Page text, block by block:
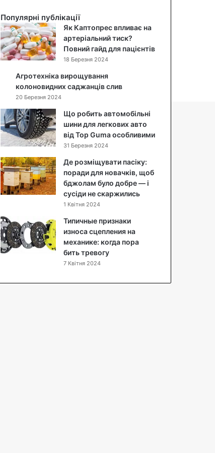
о
г
л
я
д
л
и
ч
ч
я
м
:
я
о
є
д
н
и
Популярні публікації
Як Каптопрес впливає на
артеріальний тиск?
Повний гайд для пацієнтів
18 Березня 2024
Агротехніка вирощування
колоновидних саджанців слив
20 Березня 2024
Що робить автомобільні
шини для легкових авто
від Top Guma особливими
31 Березня 2024
Де розміщувати пасіку:
поради для новачків, щоб
бджолам було добре — і
сусіди не скаржились
1 Квітня 2024
Типичные признаки
износа сцепления на
механике: когда пора
бить тревогу
7 Квітня 2024